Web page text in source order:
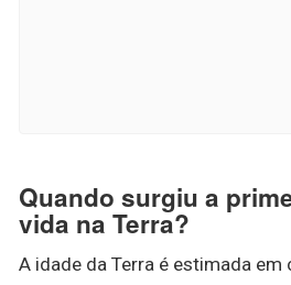
Quando surgiu a
vida na Terra?
A idade da Terra é estimada em